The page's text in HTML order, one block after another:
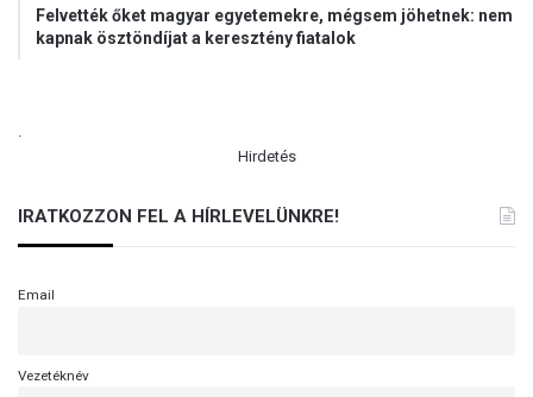
Felvették őket magyar egyetemekre, mégsem jöhetnek: nem
kapnak ösztöndíjat a keresztény fiatalok
.
Hirdetés
IRATKOZZON FEL A HÍRLEVELÜNKRE!
Email
Vezetéknév